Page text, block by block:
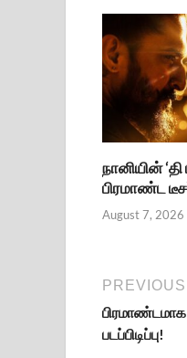
நானியின்
பிரமாண்ட
August 7, 2026
படப்பிடிப்பு!